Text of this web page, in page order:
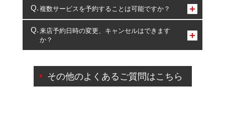
コクピット・タイヤ館のみとなります。
複数サービスを予約することは可能ですか？
複数サービスのご予約は可能です。
一部の商品・サービスの組み合わせに限り、同時にご予約が
出来ないものもございます。
来店予約日時の変更、キャンセルはできます
か？
ご来店予約日の3営業日前を過ぎている場合のご予約
の日時変更につきましては、直接ご予約の店舗まで
その他のよくあるご質問はこちら